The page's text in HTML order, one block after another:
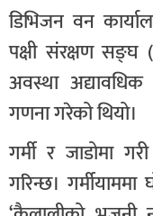
डिभिजन वन
पक्षी संरक्षण सङ्घ
अवस्था अद्यावधिक
गणना गरेको थियो।
गर्मी र जाडोमा
गरिन्छ। गर्मीयाममा